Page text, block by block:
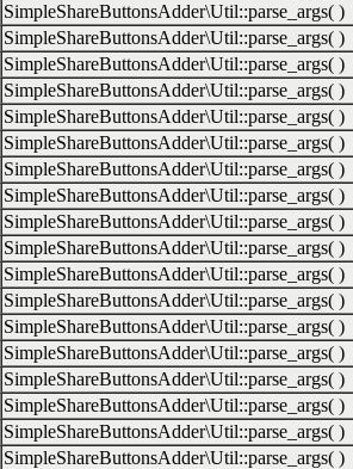
SimpleShareButtonsAdder\Util::parse_args( )
SimpleShareButtonsAdder\Util::parse_args( )
SimpleShareButtonsAdder\Util::parse_args( )
SimpleShareButtonsAdder\Util::parse_args( )
SimpleShareButtonsAdder\Util::parse_args( )
SimpleShareButtonsAdder\Util::parse_args( )
SimpleShareButtonsAdder\Util::parse_args( )
SimpleShareButtonsAdder\Util::parse_args( )
SimpleShareButtonsAdder\Util::parse_args( )
SimpleShareButtonsAdder\Util::parse_args( )
SimpleShareButtonsAdder\Util::parse_args( )
SimpleShareButtonsAdder\Util::parse_args( )
SimpleShareButtonsAdder\Util::parse_args( )
SimpleShareButtonsAdder\Util::parse_args( )
SimpleShareButtonsAdder\Util::parse_args( )
SimpleShareButtonsAdder\Util::parse_args( )
SimpleShareButtonsAdder\Util::parse_args( )
SimpleShareButtonsAdder\Util::parse_args( )